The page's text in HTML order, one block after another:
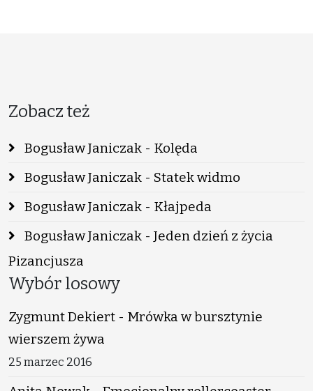
Zobacz też
Bogusław Janiczak - Kolęda
Bogusław Janiczak - Statek widmo
Bogusław Janiczak - Kłajpeda
Bogusław Janiczak - Jeden dzień z życia
Pizancjusza
Wybór losowy
Zygmunt Dekiert - Mrówka w bursztynie
wierszem żywa
25 marzec 2016